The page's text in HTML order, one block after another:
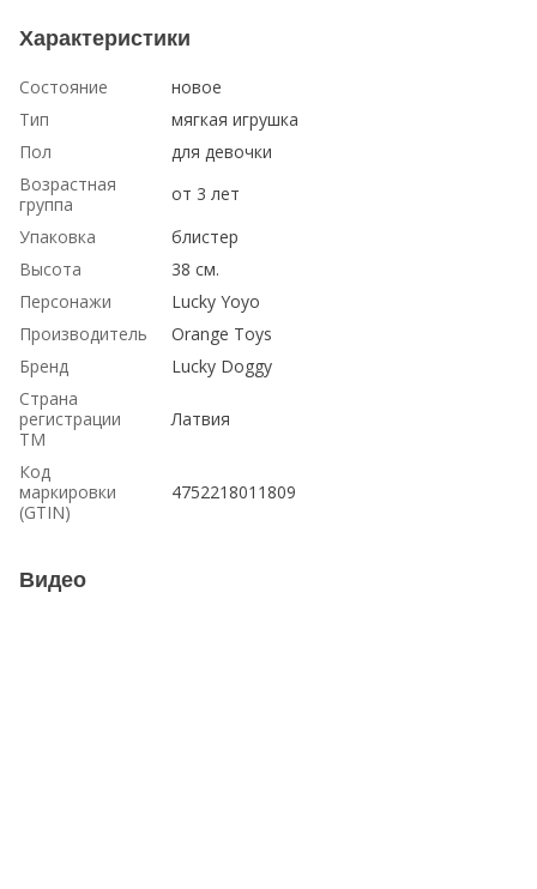
Характеристики
Состояние
новое
Тип
мягкая игрушка
Пол
для девочки
Возрастная
группа
от 3 лет
Упаковка
блистер
Высота
38 см.
Персонажи
Lucky Yoyo
Производитель
Orange Toys
Бренд
Lucky Doggy
Страна
регистрации
ТМ
Латвия
Код
маркировки
(GTIN)
4752218011809
Видео